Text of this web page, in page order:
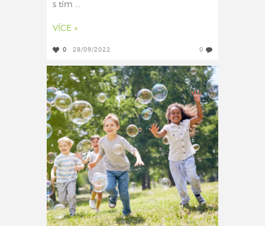
s tím ...
VÍCE »
0 28/09/2022 0